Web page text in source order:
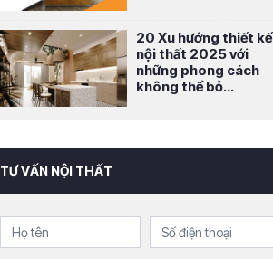
20 Xu hướng thiết kế
nội thất 2025 với
những phong cách
không thể bỏ...
TƯ VẤN NỘI THẤT